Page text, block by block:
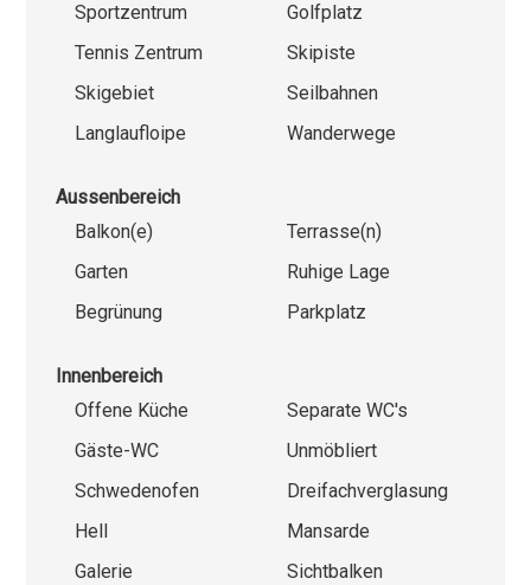
Sportzentrum
Golfplatz
Tennis Zentrum
Skipiste
Skigebiet
Seilbahnen
Langlaufloipe
Wanderwege
Aussenbereich
Balkon(e)
Terrasse(n)
Garten
Ruhige Lage
Begrünung
Parkplatz
Innenbereich
Offene Küche
Separate WC's
Gäste-WC
Unmöbliert
Schwedenofen
Dreifachverglasung
Hell
Mansarde
Galerie
Sichtbalken